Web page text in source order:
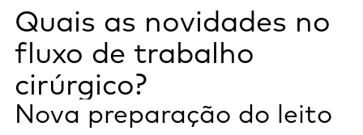
Quais as novidades no
fluxo de trabalho
cirúrgico?
Nova preparação do leito